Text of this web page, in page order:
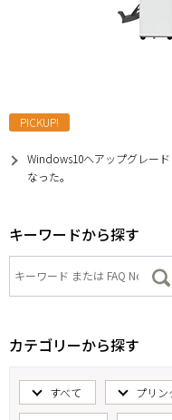
PICKUP!
Windows10へアップグレー
なった。
キーワードから探す
カテゴリーから探す
すべて プリン